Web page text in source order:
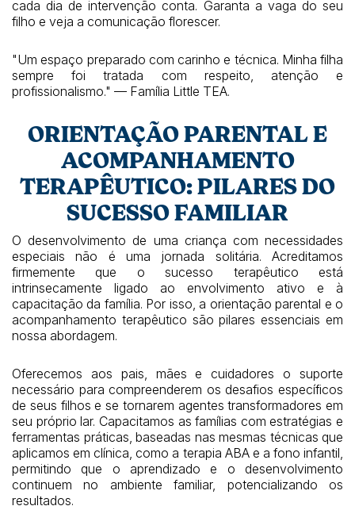
cada dia de intervenção conta. Garanta a vaga do seu
filho e veja a comunicação florescer.
"Um espaço preparado com carinho e técnica. Minha filha
sempre foi tratada com respeito, atenção e
profissionalismo." — Família Little TEA.
ORIENTAÇÃO PARENTAL E
ACOMPANHAMENTO
TERAPÊUTICO: PILARES DO
SUCESSO FAMILIAR
O desenvolvimento de uma criança com necessidades
especiais não é uma jornada solitária. Acreditamos
firmemente que o sucesso terapêutico está
intrinsecamente ligado ao envolvimento ativo e à
capacitação da família. Por isso, a orientação parental e o
acompanhamento terapêutico são pilares essenciais em
nossa abordagem.
Oferecemos aos pais, mães e cuidadores o suporte
necessário para compreenderem os desafios específicos
de seus filhos e se tornarem agentes transformadores em
seu próprio lar. Capacitamos as famílias com estratégias e
ferramentas práticas, baseadas nas mesmas técnicas que
aplicamos em clínica, como a terapia ABA e a fono infantil,
permitindo que o aprendizado e o desenvolvimento
continuem no ambiente familiar, potencializando os
resultados.